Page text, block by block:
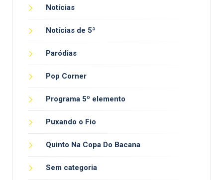
Notícias
Notícias de 5ª
Paródias
Pop Corner
Programa 5º elemento
Puxando o Fio
Quinto Na Copa Do Bacana
Sem categoria